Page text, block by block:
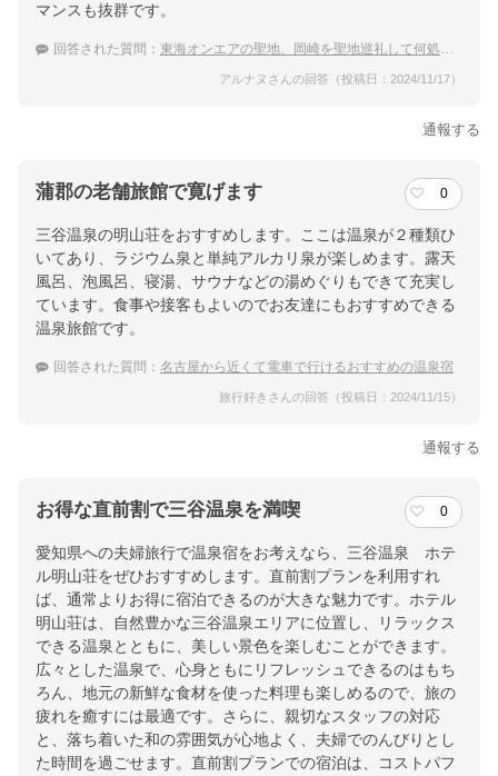
マンスも抜群です。
回答された質問： 東海オンエアの聖地、岡崎を聖地巡礼して何処かの温泉宿に泊まりたい。
アルナヌさんの回答（投稿日：2024/11/17）
通報する
蒲郡の老舗旅館で寛げます 0
三谷温泉の明山荘をおすすめします。ここは温泉が２種類ひ
いてあり、ラジウム泉と単純アルカリ泉が楽しめます。露天
風呂、泡風呂、寝湯、サウナなどの湯めぐりもできて充実し
ています。食事や接客もよいのでお友達にもおすすめできる
温泉旅館です。
回答された質問： 名古屋から近くて電車で行けるおすすめの温泉宿
旅行好きさんの回答（投稿日：2024/11/15）
通報する
お得な直前割で三谷温泉を満喫 0
愛知県への夫婦旅行で温泉宿をお考えなら、三谷温泉 ホテ
ル明山荘をぜひおすすめします。直前割プランを利用すれ
ば、通常よりお得に宿泊できるのが大きな魅力です。ホテル
明山荘は、自然豊かな三谷温泉エリアに位置し、リラックス
できる温泉とともに、美しい景色を楽しむことができます。
広々とした温泉で、心身ともにリフレッシュできるのはもち
ろん、地元の新鮮な食材を使った料理も楽しめるので、旅の
疲れを癒すには最適です。さらに、親切なスタッフの対応
と、落ち着いた和の雰囲気が心地よく、夫婦でのんびりとし
た時間を過ごせます。直前割プランでの宿泊は、コストパフ